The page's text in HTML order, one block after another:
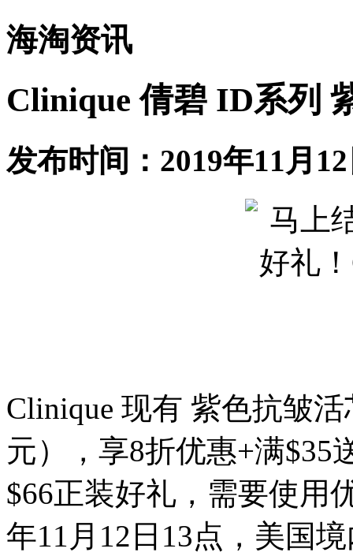
海淘资讯
Clinique 倩碧 ID系列
发布时间：2019年11月
Clinique 现有 紫色抗皱
元），享8折优惠+满$35
$66正装好礼，需要使用
年11月12日13点，美国